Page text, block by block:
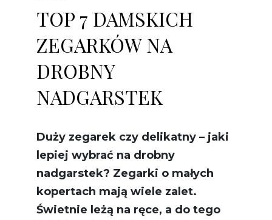
TOP 7 DAMSKICH
ZEGARKÓW NA
DROBNY
NADGARSTEK
Duży zegarek czy delikatny – jaki
lepiej wybrać na drobny
nadgarstek? Zegarki o małych
kopertach mają wiele zalet.
Świetnie leżą na ręce, a do tego